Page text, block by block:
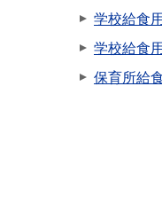
学校給食
学校給食
保育所給